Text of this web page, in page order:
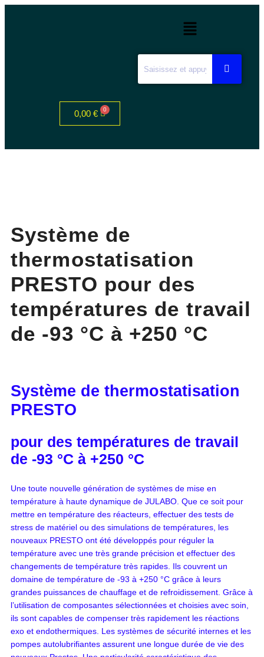
0,00 €
Système de
thermostatisation
PRESTO pour des
températures de travail
de -93 °C à +250 °C
Système de thermostatisation
PRESTO
pour des températures de travail
de -93 °C à +250 °C
Une toute nouvelle génération de systèmes de mise en
température à haute dynamique de JULABO. Que ce soit pour
mettre en température des réacteurs, effectuer des tests de
stress de matériel ou des simulations de températures, les
nouveaux PRESTO ont été développés pour réguler la
température avec une très grande précision et effectuer des
changements de température très rapides. Ils couvrent un
domaine de température de -93 à +250 °C grâce à leurs
grandes puissances de chauffage et de refroidissement. Grâce à
l’utilisation de composantes sélectionnées et choisies avec soin,
ils sont capables de compenser très rapidement les réactions
exo et endothermiques. Les systèmes de sécurité internes et les
pompes autolubrifiantes assurent une longue durée de vie des